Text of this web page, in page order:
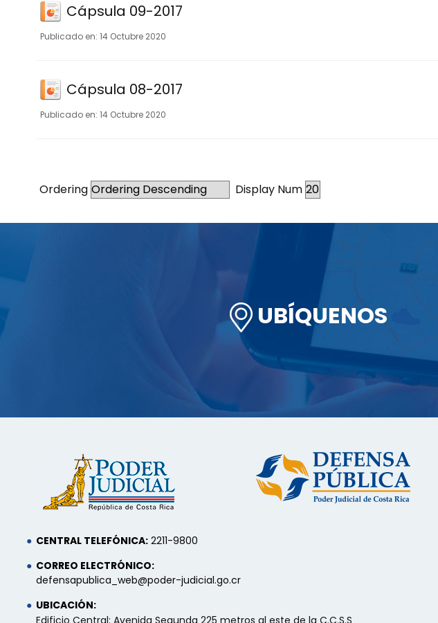
Cápsula 09-2017
14 Octubre 2020
Cápsula 08-2017
14 Octubre 2020
Ordering Display Num
UBÍQUENOS
CENTRAL TELEFÓNICA: 2211-9800
CORREO ELECTRÓNICO:
defensapublica_web@poder-judicial.go.cr
UBICACIÓN:
Edificio Central: Avenida Segunda 225 metros al este de la C.C.S.S